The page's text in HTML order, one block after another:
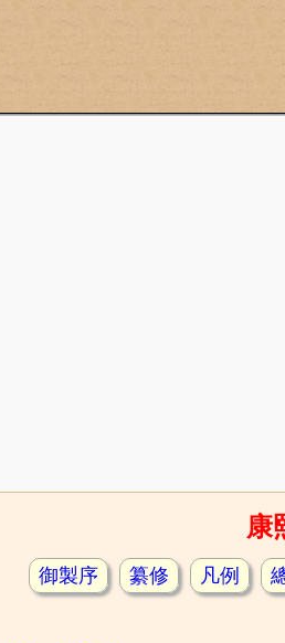
康
御製序 纂修 凡例